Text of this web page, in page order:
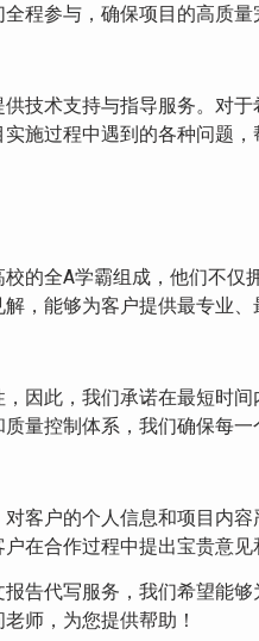
全程参与，确保项目的高质量
技术支持与指导服务。对
施过程中遇到的各种问题，
的全A学霸组成，他们不仅
，能够为客户提供最专业、
因此，我们承诺在最短时
量控制体系，我们确保每一
客户的个人信息和项目内
在合作过程中提出宝贵意见
报告代写服务，我们希望能
师，为您提供帮助！